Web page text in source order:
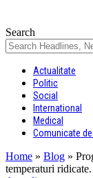
Search
Actualitate
Politic
Social
International
Medical
Comunicate
Home » Blog »
temperaturi